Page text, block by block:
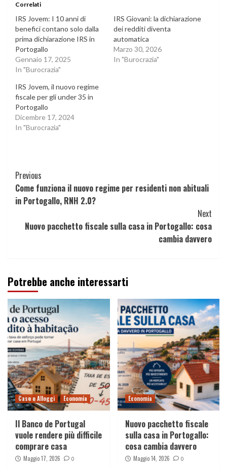
Correlati
IRS Jovem: I 10 anni di
benefici contano solo dalla
prima dichiarazione IRS in
Portogallo
Gennaio 17, 2025
In "Burocrazia"
IRS Giovani: la dichiarazione
dei redditi diventa
automatica
Marzo 30, 2026
In "Burocrazia"
IRS Jovem, il nuovo regime
fiscale per gli under 35 in
Portogallo
Dicembre 17, 2024
In "Burocrazia"
Continue
Reading
Previous
Come funziona il nuovo regime per residenti non abituali
in Portogallo, RNH 2.0?
Next
Nuovo pacchetto fiscale sulla casa in Portogallo: cosa
cambia davvero
Potrebbe anche interessarti
Case e Alloggi Economia
Il Banco de Portugal
vuole rendere più difficile
comprare casa
Maggio 17, 2026 0
Economia
Nuovo pacchetto fiscale
sulla casa in Portogallo:
cosa cambia davvero
Maggio 14, 2026 0